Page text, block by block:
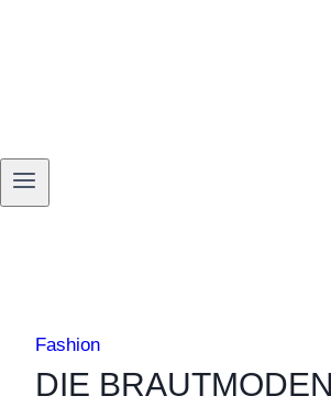
Fashion
DIE